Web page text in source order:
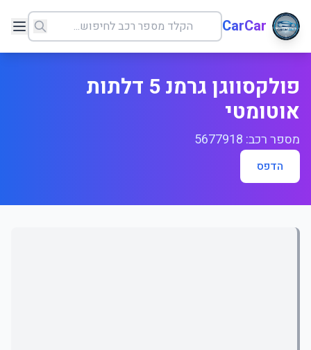
CarCar
פולקסווגן גרמנ 5 דלתות
אוטומטי
מספר רכב: 5677918
הדפס